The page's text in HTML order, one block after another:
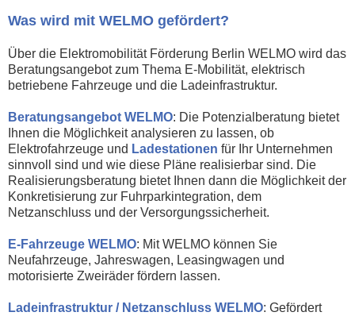
Was wird mit WELMO gefördert?
Über die Elektromobilität Förderung Berlin WELMO wird das
Beratungsangebot zum Thema E-Mobilität, elektrisch
betriebene Fahrzeuge und die Ladeinfrastruktur.
Beratungsangebot WELMO: Die Potenzialberatung bietet
Ihnen die Möglichkeit analysieren zu lassen, ob
Elektrofahrzeuge und Ladestationen für Ihr Unternehmen
sinnvoll sind und wie diese Pläne realisierbar sind. Die
Realisierungsberatung bietet Ihnen dann die Möglichkeit der
Konkretisierung zur Fuhrparkintegration, dem
Netzanschluss und der Versorgungssicherheit.
E-Fahrzeuge WELMO: Mit WELMO können Sie
Neufahrzeuge, Jahreswagen, Leasingwagen und
motorisierte Zweiräder fördern lassen.
Ladeinfrastruktur / Netzanschluss WELMO: Gefördert